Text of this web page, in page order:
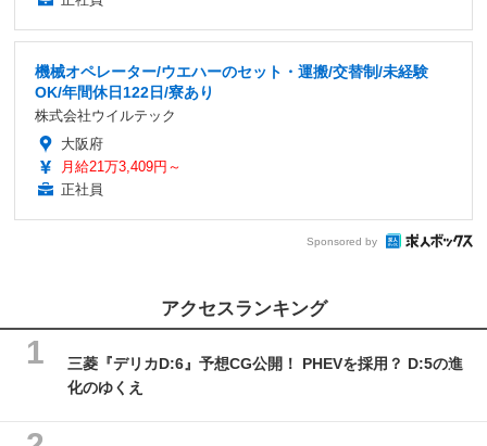
機械オペレーター/ウエハーのセット・運搬/交替制/未経験
OK/年間休日122日/寮あり
株式会社ウイルテック
大阪府
月給21万3,409円～
正社員
Sponsored by
アクセスランキング
三菱『デリカD:6』予想CG公開！ PHEVを採用？ D:5の進
化のゆくえ